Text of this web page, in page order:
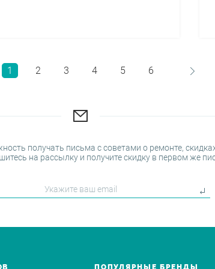
1 2 3 4 5 6
получать письма с советами о ремонте,
на рассылку и получите скидку в первом же
ПОПУЛЯРНЫЕ БРЕНДЫ